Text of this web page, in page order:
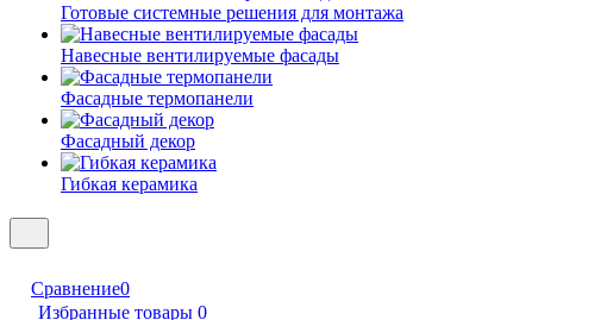
Готовые системные решения для монтажа
Навесные вентилируемые фасады
Фасадные термопанели
Фасадный декор
Гибкая керамика
Сравнение0
Избранные товары 0